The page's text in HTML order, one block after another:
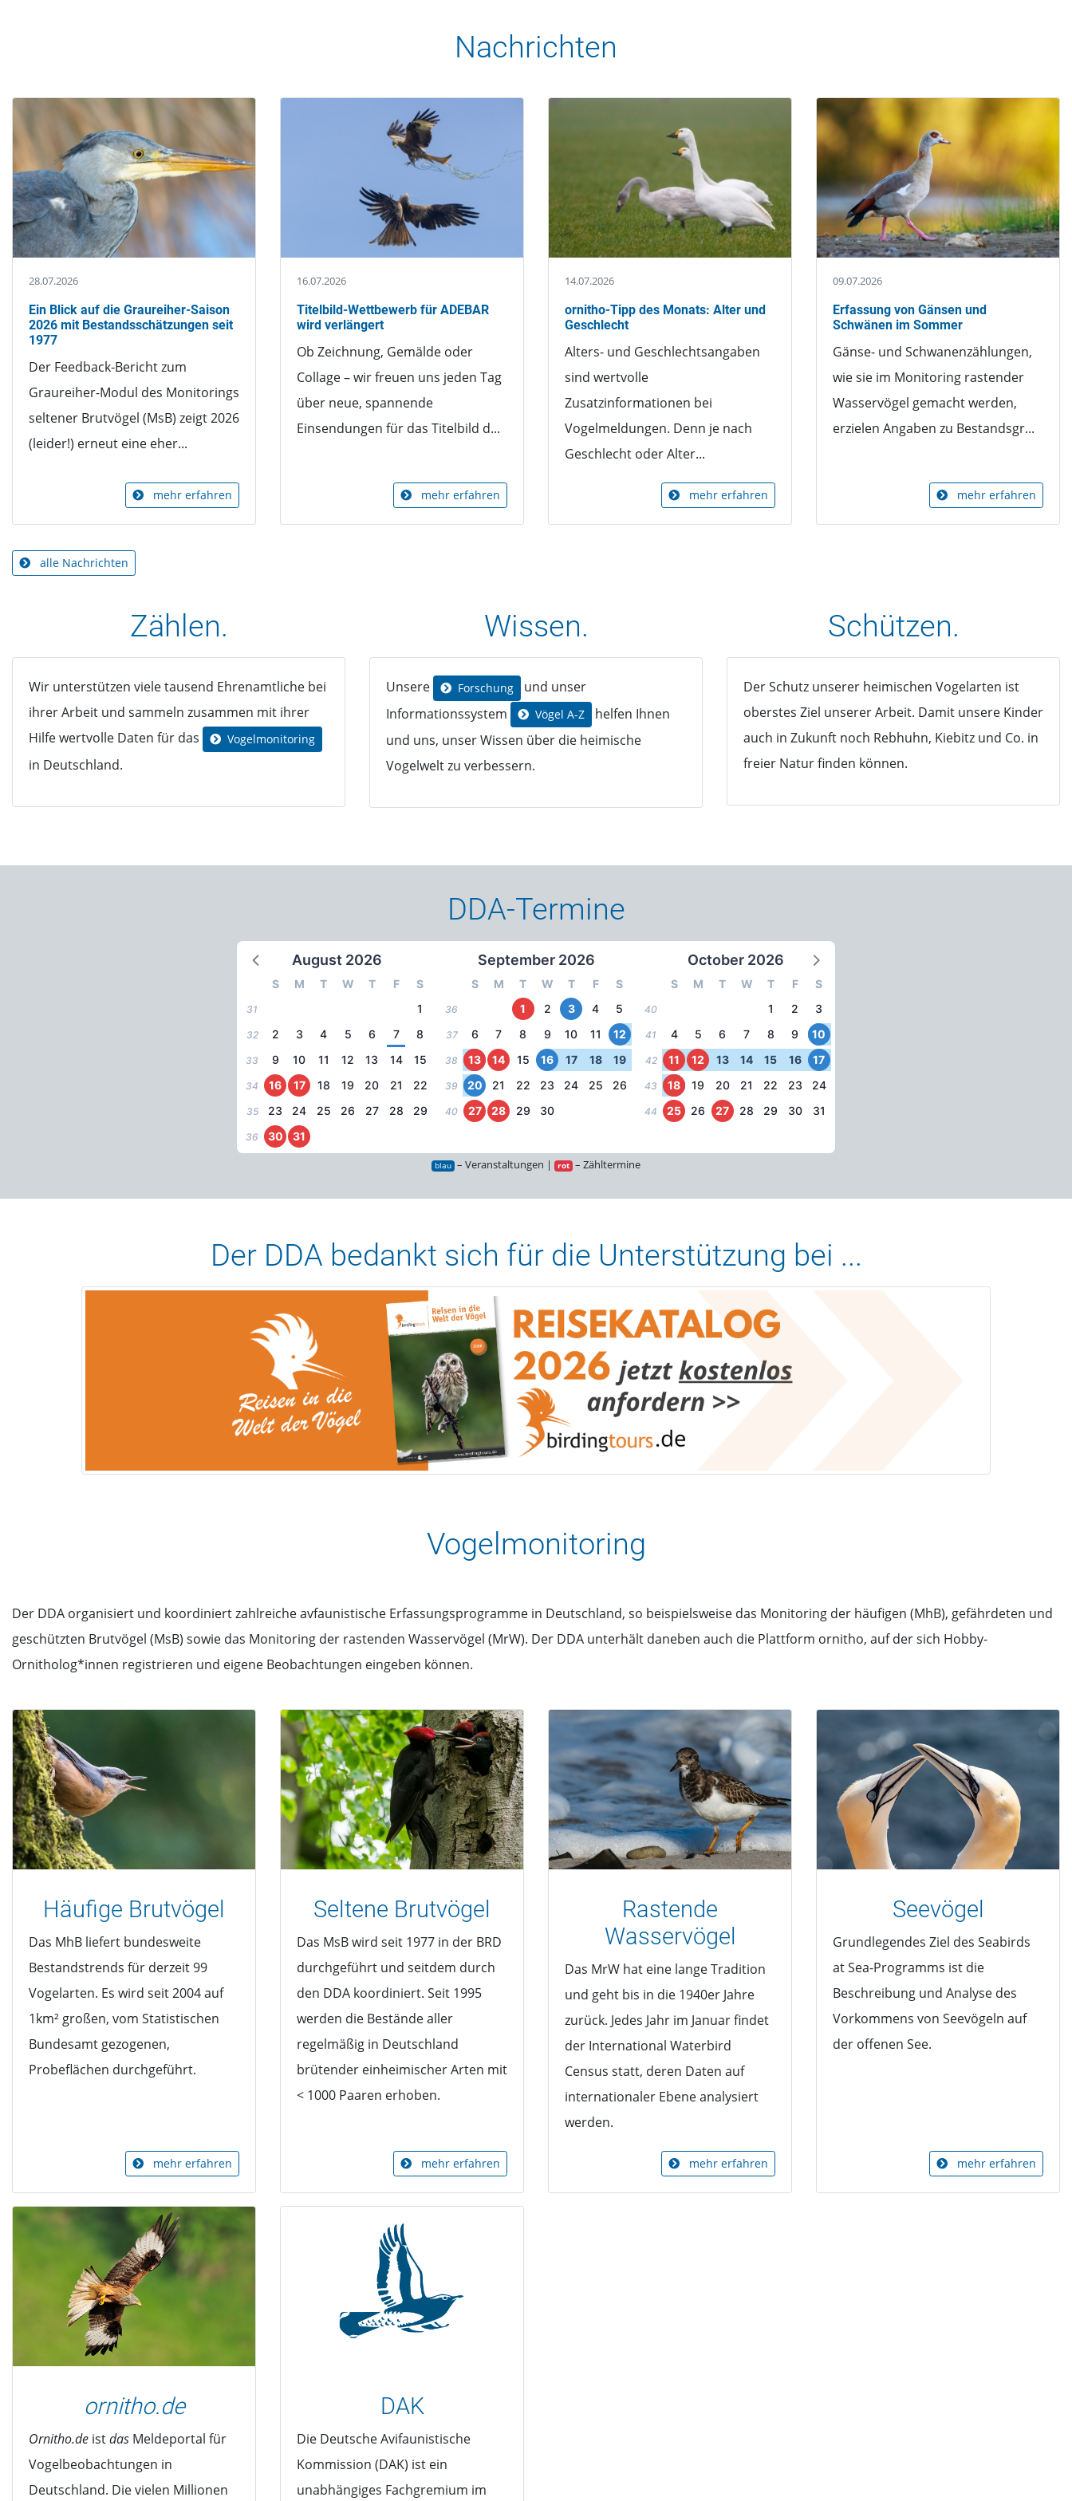
Nachrichten
28.07.2026
Ein Blick auf die Graureiher-Saison
2026 mit Bestandsschätzungen seit
1977
Der Feedback-Bericht zum
Graureiher-Modul des Monitorings
seltener Brutvögel (MsB) zeigt 2026
(leider!) erneut eine eher...
mehr erfahren
16.07.2026
Titelbild-Wettbewerb für ADEBAR
wird verlängert
Ob Zeichnung, Gemälde oder
Collage – wir freuen uns jeden Tag
über neue, spannende
Einsendungen für das Titelbild d...
mehr erfahren
14.07.2026
ornitho-Tipp des Monats: Alter und
Geschlecht
Alters- und Geschlechtsangaben
sind wertvolle
Zusatzinformationen bei
Vogelmeldungen. Denn je nach
Geschlecht oder Alter...
mehr erfahren
09.07.2026
Erfassung von Gänsen und
Schwänen im Sommer
Gänse- und Schwanenzählungen,
wie sie im Monitoring rastender
Wasservögel gemacht werden,
erzielen Angaben zu Bestandsgr...
mehr erfahren
alle Nachrichten
Zählen.
Wir unterstützen viele tausend Ehrenamtliche bei
ihrer Arbeit und sammeln zusammen mit ihrer
Hilfe wertvolle Daten für das
Vogelmonitoring
in Deutschland.
Wissen.
Unsere Forschung
und unser
Informationssystem
Vögel A-Z
helfen Ihnen
und uns, unser Wissen über die heimische
Vogelwelt zu verbessern.
Schützen.
Der Schutz unserer heimischen Vogelarten ist
oberstes Ziel unserer Arbeit. Damit unsere Kinder
auch in Zukunft noch Rebhuhn, Kiebitz und Co. in
freier Natur finden können.
DDA-Termine
August 2026
S M T W T F S
31 1
32 2 3 4 5 6 7 8
33 9 10 11 12 13 14 15
34 16 17 18 19 20 21 22
35 23 24 25 26 27 28 29
36 30 31
September 2026
S M T W T F S
36 1 2 3 4 5
37 6 7 8 9 10 11 12
38 13 14 15 16 17 18 19
39 20 21 22 23 24 25 26
40 27 28 29 30
October 2026
S M T W T F S
40 1 2 3
41 4 5 6 7 8 9 10
42 11 12 13 14 15 16 17
43 18 19 20 21 22 23 24
44 25 26 27 28 29 30 31
blau – Veranstaltungen | rot – Zähltermine
Der DDA bedankt sich für die Unterstützung bei ...
Vogelmonitoring
Der DDA organisiert und koordiniert zahlreiche avfaunistische Erfassungsprogramme in Deutschland, so beispielsweise das Monitoring der häufigen (MhB), gefährdeten und
geschützten Brutvögel (MsB) sowie das Monitoring der rastenden Wasservögel (MrW). Der DDA unterhält daneben auch die Plattform ornitho, auf der sich Hobby-
Ornitholog*innen registrieren und eigene Beobachtungen eingeben können.
Häufige Brutvögel
Das MhB liefert bundesweite
Bestandstrends für derzeit 99
Vogelarten. Es wird seit 2004 auf
1km² großen, vom Statistischen
Bundesamt gezogenen,
Probeflächen durchgeführt.
mehr erfahren
Seltene Brutvögel
Das MsB wird seit 1977 in der BRD
durchgeführt und seitdem durch
den DDA koordiniert. Seit 1995
werden die Bestände aller
regelmäßig in Deutschland
brütender einheimischer Arten mit
< 1000 Paaren erhoben.
mehr erfahren
Rastende
Wasservögel
Das MrW hat eine lange Tradition
und geht bis in die 1940er Jahre
zurück. Jedes Jahr im Januar findet
der International Waterbird
Census statt, deren Daten auf
internationaler Ebene analysiert
werden.
mehr erfahren
Seevögel
Grundlegendes Ziel des Seabirds
at Sea-Programms ist die
Beschreibung und Analyse des
Vorkommens von Seevögeln auf
der offenen See.
mehr erfahren
ornitho.de
Ornitho.de istdas Meldeportal für
Vogelbeobachtungen in
Deutschland. Die vielen Millionen
DAK
Die Deutsche Avifaunistische
Kommission (DAK) ist ein
unabhängiges Fachgremium im